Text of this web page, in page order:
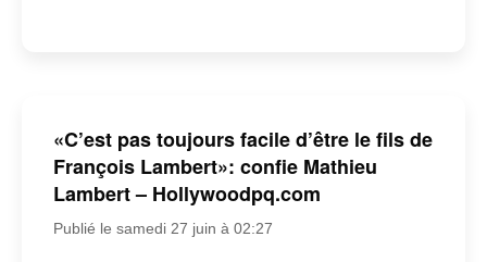
«C’est pas toujours facile d’être le fils de
François Lambert»: confie Mathieu
Lambert – Hollywoodpq.com
Publié le samedi 27 juin à 02:27